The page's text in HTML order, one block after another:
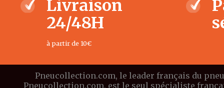
Livraison
24/48H
à partir de 10€
Pneucollection.com, le leader français du
Pneucollection.com, est le seul spécialiste